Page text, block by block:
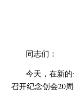
同志们：
今天，在新
召开纪念创会20